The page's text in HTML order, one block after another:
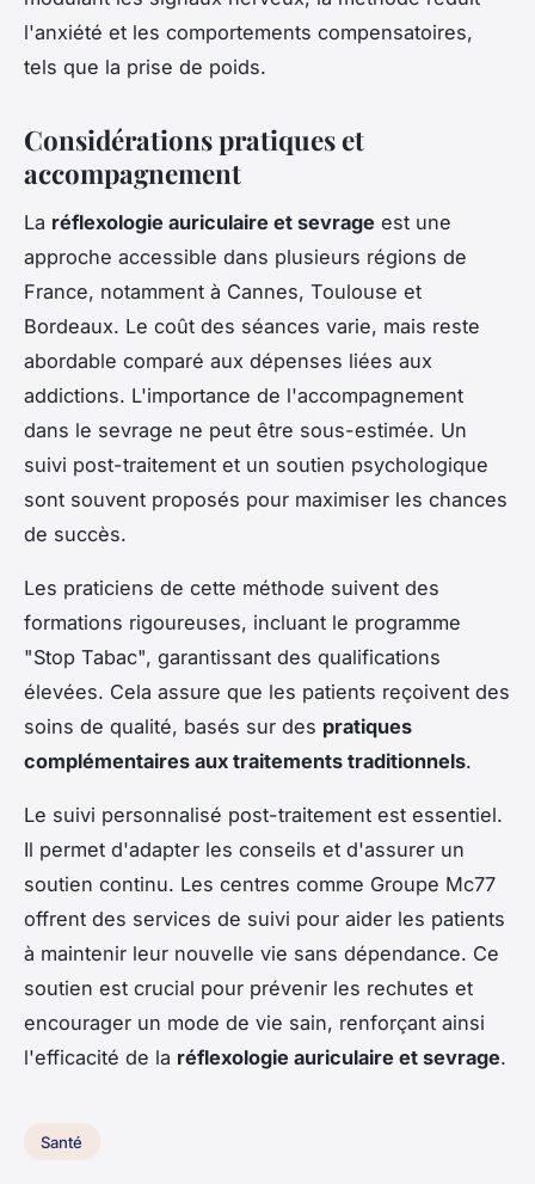
l'anxiété et les comportements compensatoires,
tels que la prise de poids.
Considérations pratiques et
accompagnement
La réflexologie auriculaire et sevrage est une
approche accessible dans plusieurs régions de
France, notamment à Cannes, Toulouse et
Bordeaux. Le coût des séances varie, mais reste
abordable comparé aux dépenses liées aux
addictions. L'importance de l'accompagnement
dans le sevrage ne peut être sous-estimée. Un
suivi post-traitement et un soutien psychologique
sont souvent proposés pour maximiser les chances
de succès.
Les praticiens de cette méthode suivent des
formations rigoureuses, incluant le programme
"Stop Tabac", garantissant des qualifications
élevées. Cela assure que les patients reçoivent des
soins de qualité, basés sur des pratiques
complémentaires aux traitements traditionnels.
Le suivi personnalisé post-traitement est essentiel.
Il permet d'adapter les conseils et d'assurer un
soutien continu. Les centres comme Groupe Mc77
offrent des services de suivi pour aider les patients
à maintenir leur nouvelle vie sans dépendance. Ce
soutien est crucial pour prévenir les rechutes et
encourager un mode de vie sain, renforçant ainsi
l'efficacité de la réflexologie auriculaire et sevrage.
Santé